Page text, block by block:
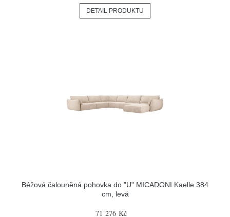
DETAIL PRODUKTU
Béžová čalouněná pohovka do "U" MICADONI Kaelle 384
cm, levá
71 276 Kč